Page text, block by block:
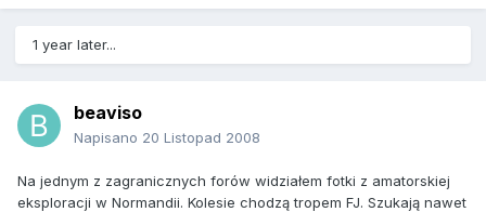
1 year later...
beaviso
Napisano 20 Listopad 2008
Na jednym z zagranicznych forów widziałem fotki z amatorskiej
eksploracji w Normandii. Kolesie chodzą tropem FJ. Szukają nawet